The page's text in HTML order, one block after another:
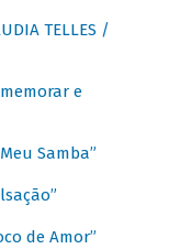
TELLES /
e
Samba”
de Amor”